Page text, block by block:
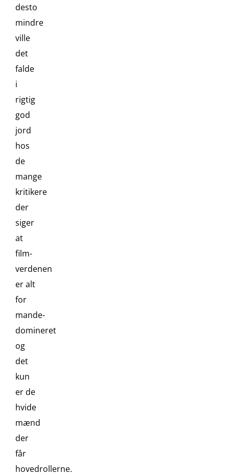
desto
mindre
ville
det
falde
i
rigtig
god
jord
hos
de
mange
kritikere
der
siger
at
film-
verdenen
er alt
for
mande-
domineret
og
det
kun
er de
hvide
mænd
der
får
hovedrollerne.